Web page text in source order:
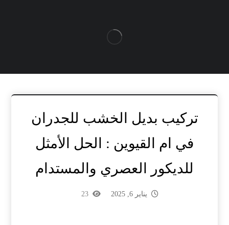
تركيب بديل الخشب للجدران
في ام القيوين : الحل الأمثل
للديكور العصري والمستدام
يناير 6, 2025 23